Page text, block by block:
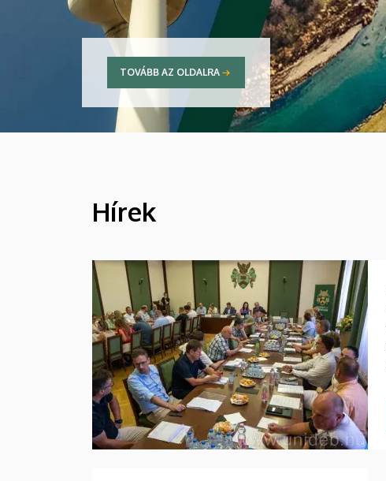
TOVÁBB AZ OLDALRA
HÍREK
Hírek